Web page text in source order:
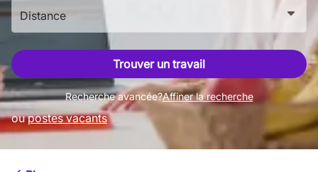
Distance
Trouver un travail
Recherche avancée?Affiner la recherche
ou postes vacants